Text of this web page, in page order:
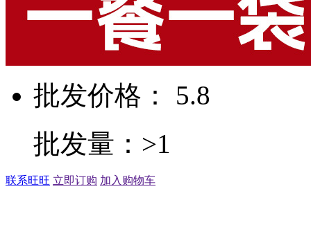
批发价格： 5.8
批发量：>1
联系旺旺 立即订购 加入购物车